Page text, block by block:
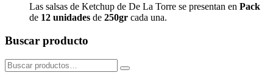
Las salsas de Ketchup de De La Torre se presentan en Pack
de 12 unidades de 250gr cada una.
Buscar producto
Buscar
por: